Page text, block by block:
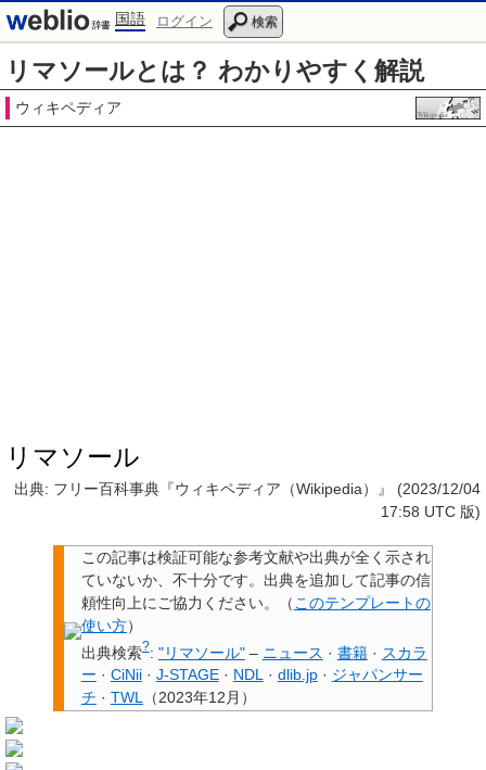
国語 ログイン 検索
リマソールとは？ わかりやすく解説
ウィキペディア
リマソール
出典: フリー百科事典『ウィキペディア（Wikipedia）』 (2023/12/04
17:58 UTC 版)
この記事は検証可能な参考文献や出典が全く示され
ていないか、不十分です。 出典を追加して記事の信
頼性向上にご協力ください。
（ このテンプレートの
使い方）
出典検索?: "リマソール"– ニュース · 書籍 · スカラ
ー · CiNii · J-STAGE · NDL · dlib.jp · ジャパンサー
チ · TWL（2023年12月 ）